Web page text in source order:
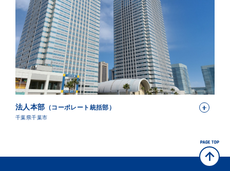
法人本部 （コーポレート統括部）
千葉県千葉市